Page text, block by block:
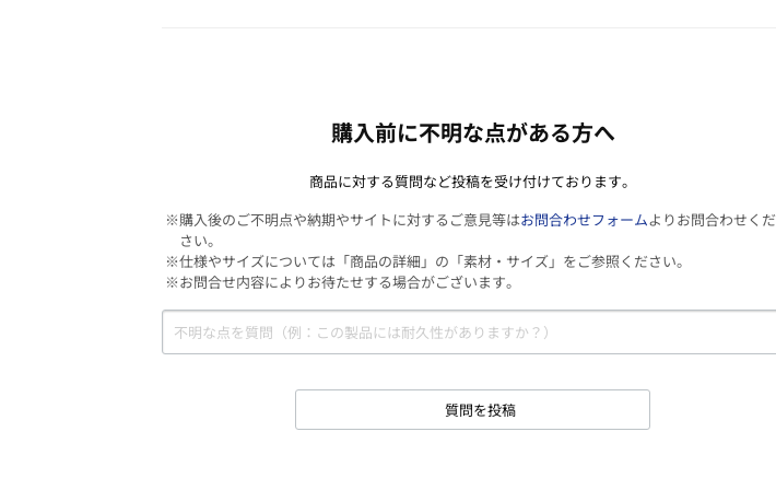
購入前に不明な点がある方へ
商品に対する質問など投稿を受け付けております。
※購入後のご不明点や納期やサイトに対するご意見等はお問合わせフォームよりお問合わせくだ
さい。
※仕様やサイズについては「商品の詳細」の「素材・サイズ」をご参照ください。
※お問合せ内容によりお待たせする場合がございます。
質問を投稿